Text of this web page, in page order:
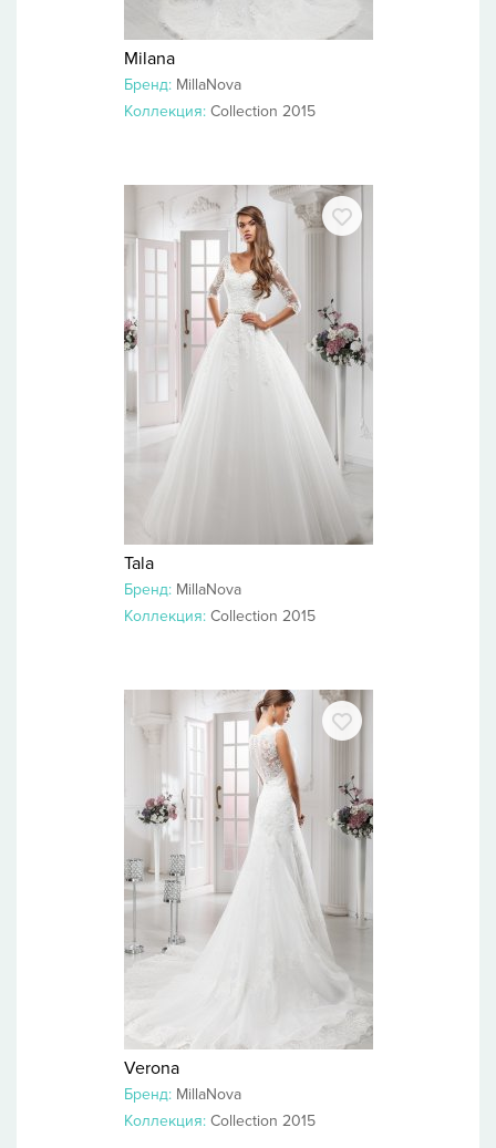
Milana
Бренд: MillaNova
Коллекция: Collection 2015
Tala
Бренд: MillaNova
Коллекция: Collection 2015
Verona
Бренд: MillaNova
Коллекция: Collection 2015